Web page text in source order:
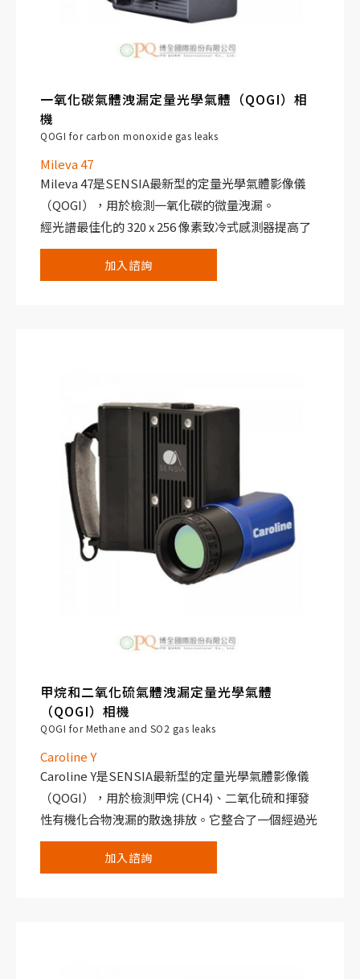
一氧化碳氣體洩漏定量光學氣體（QOGI）相
機
QOGI for carbon monoxide gas leaks
Mileva 47
Mileva 47是SENSIA最新型的定量光學氣體影像儀
（QOGI），用於檢測一氧化碳的微量洩漏。
經光譜最佳化的 320 x 256 像素致冷式感測器提高了
最小可檢測洩漏率。Mileva 47 整合了 Redlook
Handheld，增強了設備的功能性和操作的簡易性。
加入諮詢
甲烷和二氧化硫氣體洩漏定量光學氣體
（QOGI）相機
QOGI for Methane and SO2 gas leaks
Caroline Y
Caroline Y是SENSIA最新型的定量光學氣體影像儀
（QOGI），用於檢測甲烷 (CH4)、二氧化硫和揮發
性有機化合物洩漏的散逸排放。它整合了一個經過光
譜效能最佳化的高解析非致冷式感測器，可檢測由洩
漏引起的 90% 的擴散氣體排放。
加入諮詢